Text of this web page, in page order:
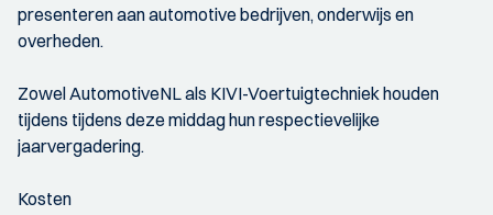
presenteren aan automotive bedrijven, onderwijs en
overheden.
Zowel AutomotiveNL als KIVI-Voertuigtechniek houden
tijdens tijdens deze middag hun respectievelijke
jaarvergadering.
Kosten